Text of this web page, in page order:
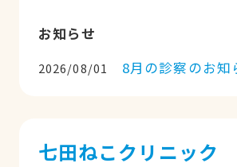
お知らせ
2026/08/01 8月の診察のお知
七田ねこクリニック